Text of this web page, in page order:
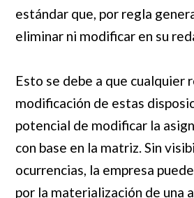
estándar que, por regla
eliminar ni modificar en su
Esto se debe a que cualquier
modificación de estas
potencial de modificar la
con base en la matriz. Sin
ocurrencias, la empresa
por la materialización de una